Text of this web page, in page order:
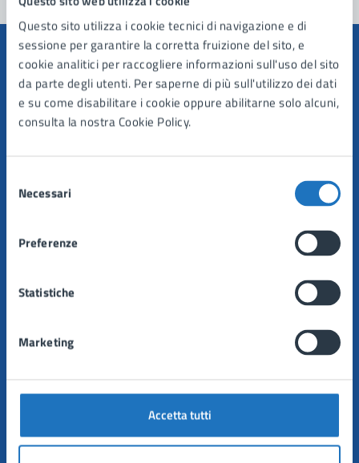
Questo sito utilizza i cookie tecnici di navigazione e di
sessione per garantire la corretta fruizione del sito, e
cookie analitici per raccogliere informazioni sull'uso del sito
da parte degli utenti. Per saperne di più sull'utilizzo dei dati
e su come disabilitare i cookie oppure abilitarne solo alcuni,
consulta la nostra Cookie Policy.
delNecessari
Preferenze
Statistiche
Marketing
Accetta tutti
Comune di Manduria
Organi di governo
Enti e fondazioni
Personale amministrativo
Documenti e dati
Autorizzazioni
Mobilità e trasporti